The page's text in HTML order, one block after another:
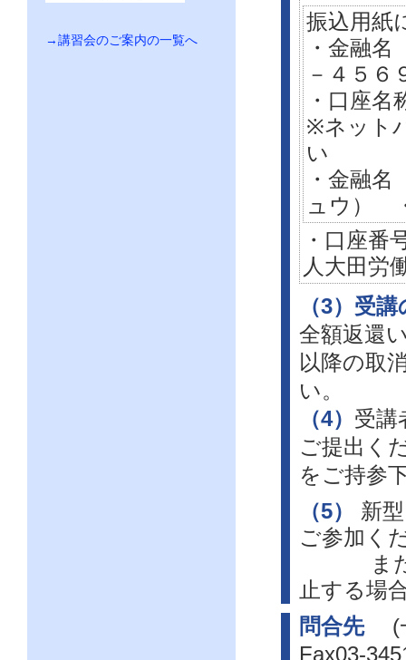
振込用紙
・金融
－４５６
・口座
※ネット
い
・金融
ュウ）
・口座
人大田労
（3）受
全額返還
以降の取
い。
（4） 受講
ご提出く
をご持参
（5）
新
ご参加く
また、
止する場
問合先(一
Fax03-
→講習会のご案内の一覧へ